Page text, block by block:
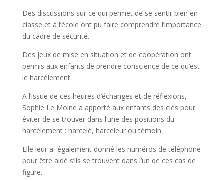
Des discussions sur ce qui permet de se sentir bien en
classe et à l’école ont pu faire comprendre l’importance
du cadre de sécurité.
Des jeux de mise en situation et de coopération ont
permis aux enfants de prendre conscience de ce qu’est
le harcèlement.
A l’issue de ces heures d’échanges et de réflexions,
Sophie Le Moine a apporté aux enfants des clés pour
éviter de se trouver dans l’une des positions du
harcèlement : harcelé, harceleur ou témoin.
Elle leur a également donné les numéros de téléphone
pour être aidé s’ils se trouvent dans l’un de ces cas de
figure.